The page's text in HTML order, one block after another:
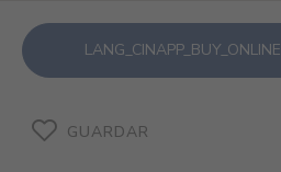
LANG_CINAPP_BUY_ONLINE
GUARDAR